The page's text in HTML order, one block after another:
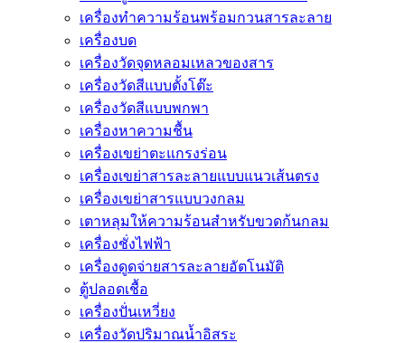
เครื่องทำความร้อนพร้อมกวนสารละลาย
เครื่องบด
เครื่องวัดจุดหลอมเหลวของสาร
เครื่องวัดสีแบบตั้งโต๊ะ
เครื่องวัดสีแบบพกพา
เครื่องหาความชื้น
เครื่องเขย่าตะแกรงร่อน
เครื่องเขย่าสารละลายแบบแนวเส้นตรง
เครื่องเขย่าสารแบบวงกลม
เตาหลุมให้ความร้อนสำหรับขวดก้นกลม
เครื่องชั่งไฟฟ้า
เครื่องดูดจ่ายสารละลายอัตโนมัติ
ตู้ปลอดเชื้อ
เครื่องปั่นเหวี่ยง
เครื่องวัดปริมาณน้ำอิสระ